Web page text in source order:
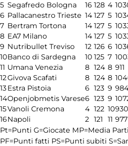
5 Segafredo Bologna 16 128 4
6 Pallacanestro Trieste 14127 5
7 Bertram Tortona 14127 5
8 EA7 Milano 14127 5
9 Nutribullet Treviso 12 126 6
10Banco di Sardegna 10 125 7
11 Umana Venezia 8 124 8 911
12Givova Scafati 8 124 8
13Estra Pistoia 6 123 9
14Openjobmetis Varese6 123 9
15Vanoli Cremona 4 122 10930
16Napoli 2 121 11 977
Pt=Punti G=Giocate MP=Media
PF=Punti fatti PS=Punti subiti